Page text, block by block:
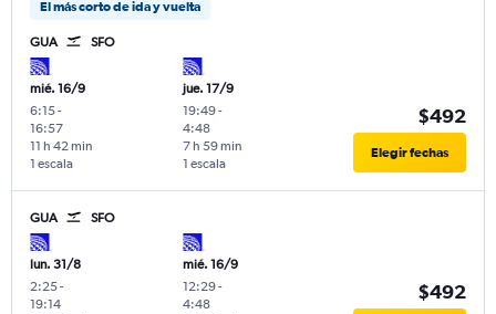
El más corto de ida y vuelta
GUA SFO
mié. 16/9
6:15-
16:57
1 escala
11 h 42 min
jue. 17/9
19:49-
4:48
1 escala
7 h 59 min
$492
Elegir fechas
GUA SFO
lun. 31/8
2:25-
19:14
mié. 16/9
12:29-
4:48
$492